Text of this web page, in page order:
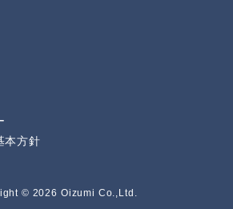
本方針
© 2026 Oizumi Co.,Ltd.